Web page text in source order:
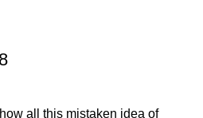
all this mistaken idea of